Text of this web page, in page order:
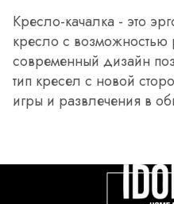
Кресло-качалка - это
кресло с возможностью
современный дизайн
тип кресел с новой
игры и развлечения в